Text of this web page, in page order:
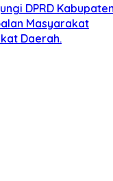
DPRD
Masyarakat
Daerah.